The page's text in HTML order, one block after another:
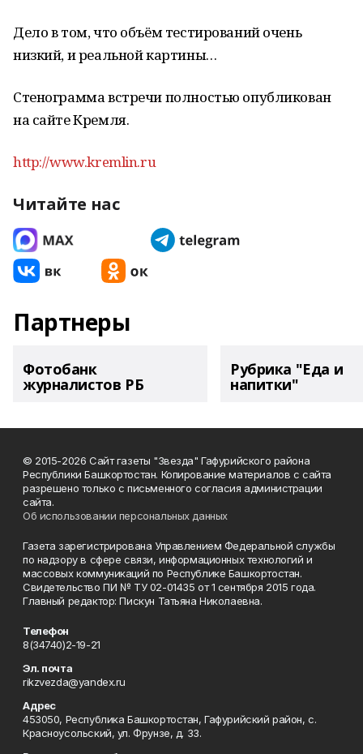
Дело в том, что объём тестирований очень
низкий, и реальной картины…
Стенограмма встречи полностью опубликован
на сайте Кремля.
http://www.kremlin.ru
Читайте нас
Партнеры
Фотобанк
журналистов РБ
Рубрика "Еда и
напитки"
© 2015-2026 Сайт газеты "Звезда" Гафурийского района
Республики Башкортостан. Копирование материалов с сайта
разрешено только с письменного согласия администрации
сайта.
Об использовании персональных данных
Газета зарегистрирована Управлением Федеральной службы
по надзору в сфере связи, информационных технологий и
массовых коммуникаций по Республике Башкортостан.
Свидетельство ПИ № ТУ 02-01435 от 1 сентября 2015 года.
Главный редактор: Пискун Татьяна Николаевна.
Телефон
8(34740)2-19-21
Эл. почта
rikzvezda@yandex.ru
Адрес
453050, Республика Башкортостан, Гафурийский район, с.
Красноусольский, ул. Фрунзе, д. 33.